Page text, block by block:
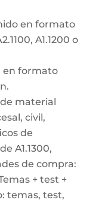
en formato
A1.1200 o
en formato
material
civil,
de
A1.1300,
de compra:
+ test +
temas, test,